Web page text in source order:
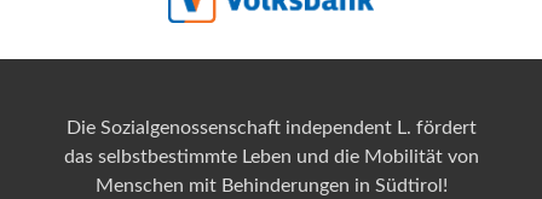
Die Sozialgenossenschaft independent L. fördert
das selbstbestimmte Leben und die Mobilität von
Menschen mit Behinderungen in Südtirol!